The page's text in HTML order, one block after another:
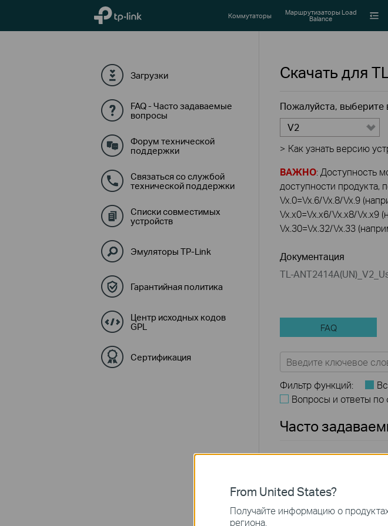
TP-Link, Reliably Smart Коммутаторы Маршрутизаторы Load
Balance
Загрузки
FAQ - Часто задаваемые
вопросы
Форум технической
поддержки
Связаться со службой
технической поддержки
Списки совместимых
устройств
Эмуляторы TP-Link
Гарантийная политика
Центр исходных кодов
GPL
Сертификация
Скачать для
Пожалуйста,
V2
> Как узнать версию
ВАЖНО: Доступность
доступности продукта,
Vx.0=Vx.6/Vx.8/Vx.9
Vx.x0=Vx.x6/Vx.x8/Vx.x9
Vx.30=Vx.32/Vx.33
Документация
TL-
FAQ
Фильтр функций:
Вопросы и ответы по
Часто
Как узнать серийный
Как зарегистрировать
From United States?
Получайте информацию о
региона.